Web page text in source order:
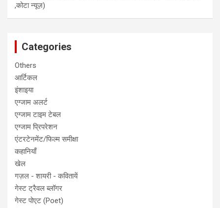
,कोटा न्यूज़)
Categories
Others
आर्टिकल
इंशाइया
एग्जाम अलर्ट
एग्जाम टाइम टेबल
एग्जाम प्रिपरेशन
एंटरटेनमेंट/फिल्म समीक्षा
कहानियाँ
खेल
गज़ल - शायरी - कवितायें
गेस्ट ट्रैवल ब्लॉगर
गेस्ट पोएट (Poet)